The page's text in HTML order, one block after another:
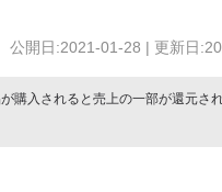
公開日:2021-01-28 | 更新日
購入されると売上の一部が還元さ